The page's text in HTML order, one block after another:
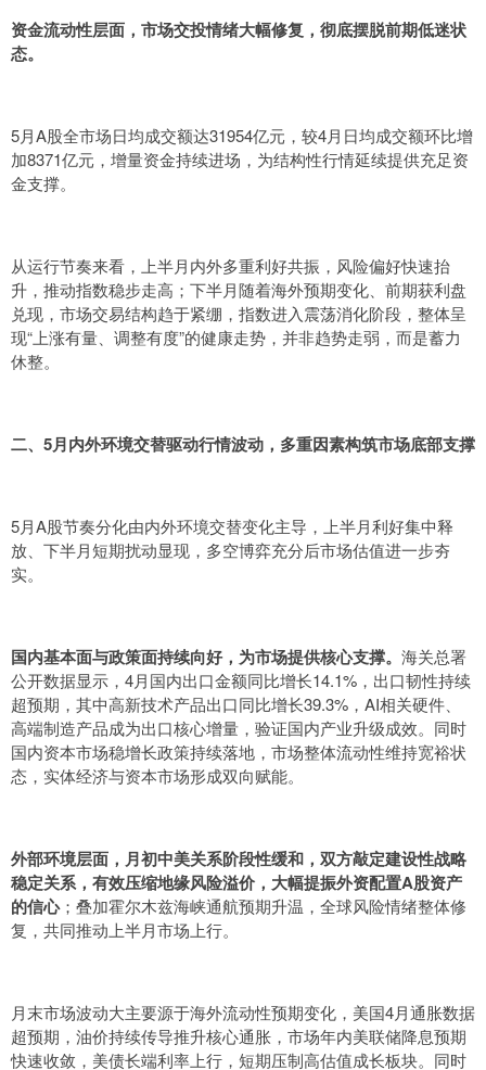
资金流动性层面，市场交投情绪大幅修复，彻底摆脱前期低迷状
态。
5月A股全市场日均成交额达31954亿元，较4月日均成交额环比增
加8371亿元，增量资金持续进场，为结构性行情延续提供充足资
金支撑。
从运行节奏来看，上半月内外多重利好共振，风险偏好快速抬
升，推动指数稳步走高；下半月随着海外预期变化、前期获利盘
兑现，市场交易结构趋于紧绷，指数进入震荡消化阶段，整体呈
现“上涨有量、调整有度”的健康走势，并非趋势走弱，而是蓄力
休整。
二、5月内外环境交替驱动行情波动，多重因素构筑市场底部支撑
5月A股节奏分化由内外环境交替变化主导，上半月利好集中释
放、下半月短期扰动显现，多空博弈充分后市场估值进一步夯
实。
国内基本面与政策面持续向好，为市场提供核心支撑。 海关总署
公开数据显示，4月国内出口金额同比增长14.1%，出口韧性持续
超预期，其中高新技术产品出口同比增长39.3%，AI相关硬件、
高端制造产品成为出口核心增量，验证国内产业升级成效。同时
国内资本市场稳增长政策持续落地，市场整体流动性维持宽裕状
态，实体经济与资本市场形成双向赋能。
外部环境层面，月初中美关系阶段性缓和，双方敲定建设性战略
稳定关系，有效压缩地缘风险溢价，大幅提振外资配置A股资产
的信心；叠加霍尔木兹海峡通航预期升温，全球风险情绪整体修
复，共同推动上半月市场上行。
月末市场波动大主要源于海外流动性预期变化，美国4月通胀数据
超预期，油价持续传导推升核心通胀，市场年内美联储降息预期
快速收敛，美债长端利率上行，短期压制高估值成长板块。同时